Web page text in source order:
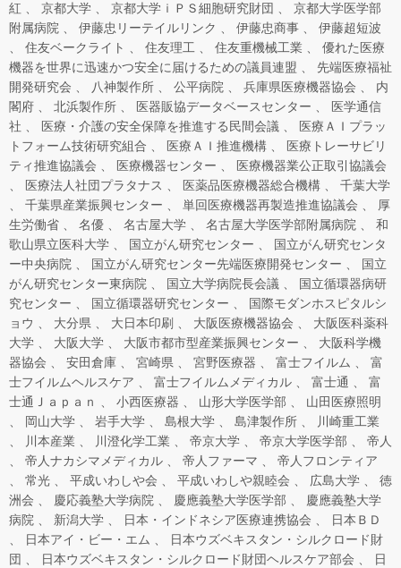
紅
京都大学 京都大学ｉＰＳ細胞研究財団
京都大学医学部
附属病院
伊藤忠リーテイルリンク 伊藤忠商事
伊藤超短波
住友ベークライト
住友理工 住友重機械工業
優れた医療
機器を世界に迅速かつ安全に届けるための議員連盟
先端医療福祉
開発研究会
八神製作所 公平病院 兵庫県医療機器協会
内
閣府
北浜製作所 医器販協データベースセンター
医学通信
社
医療・介護の安全保障を推進する民間会議
医療ＡＩプラッ
トフォーム技術研究組合
医療ＡＩ推進機構
医療トレーサビリ
ティ推進協議会
医療機器センター
医療機器業公正取引協議会
医療法人社団プラタナス
医薬品医療機器総合機構
千葉大学
千葉県産業振興センター
単回医療機器再製造推進協議会
厚
生労働省
名優 名古屋大学 名古屋大学医学部附属病院
和
歌山県立医科大学
国立がん研究センター
国立がん研究センタ
ー中央病院
国立がん研究センター先端医療開発センター
国立
がん研究センター東病院
国立大学病院長会議
国立循環器病研
究センター
国立循環器研究センター
国際モダンホスピタルシ
ョウ
大分県 大日本印刷 大阪医療機器協会
大阪医科薬科
大学
大阪大学 大阪市都市型産業振興センター
大阪科学機
器協会
安田倉庫 宮崎県 宮野医療器 富士フイルム
富
士フイルムヘルスケア
富士フイルムメディカル 富士通
富
士通Ｊａｐａｎ
小西医療器 山形大学医学部
山田医療照明
岡山大学
岩手大学 島根大学 島津製作所
川崎重工業
川本産業
川澄化学工業 帝京大学 帝京大学医学部
帝人
帝人ナカシマメディカル
帝人ファーマ
帝人フロンティア
常光
平成いわしや会 平成いわしや親睦会 広島大学
徳
洲会
慶応義塾大学病院 慶應義塾大学医学部
慶應義塾大学
病院
新潟大学 日本・インドネシア医療連携協会
日本ＢＤ
日本アイ・ビー・エム
日本ウズベキスタン・シルクロード財
団
日本ウズベキスタン・シルクロード財団ヘルスケア部会
日